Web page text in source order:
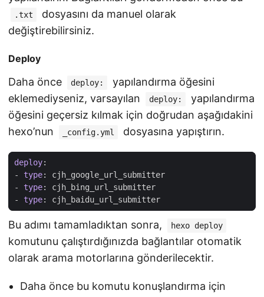
.txt
dosyasını da manuel olarak
değiştirebilirsiniz.
Deploy
Daha önce deploy:
yapılandırma öğesini
eklemediyseniz, varsayılan
deploy:
yapılandırma
öğesini geçersiz kılmak için doğrudan aşağıdakini
hexo’nun
_config.yml dosyasına yapıştırın.
deploy:
- type:
cjh_google_url_submitter
- type:
cjh_bing_url_submitter
- type: cjh_baidu_url_submitter
Bu adımı tamamladıktan sonra, hexo deploy
komutunu çalıştırdığınızda bağlantılar otomatik
olarak arama motorlarına gönderilecektir.
Daha önce bu komutu konuşlandırma için